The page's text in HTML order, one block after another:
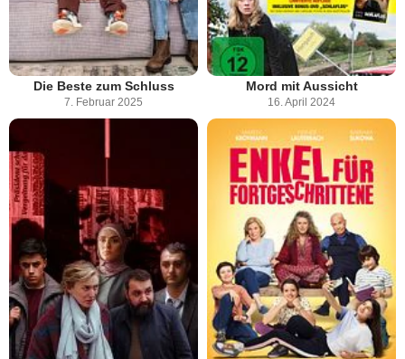
Die Beste zum Schluss
7. Februar 2025
Mord mit Aussicht
16. April 2024